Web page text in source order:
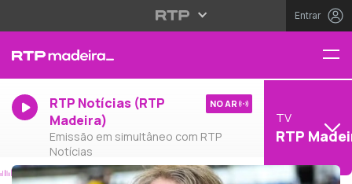
Entrar
RTP Notícias (RTP
Madeira)
Emissão em simultâneo com RTP
Notícias
NO AR
TV
RTP